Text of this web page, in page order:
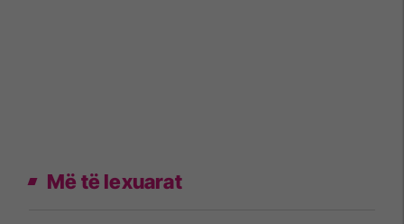
Më të lexuarat